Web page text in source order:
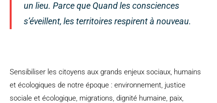
un lieu. Parce que Quand les consciences
s’éveillent, les territoires respirent à nouveau.
Sensibiliser les citoyens aux grands enjeux sociaux, humains
et écologiques de notre époque : environnement, justice
sociale et écologique, migrations, dignité humaine, paix,